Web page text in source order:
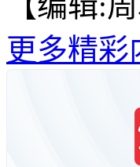
更多精彩